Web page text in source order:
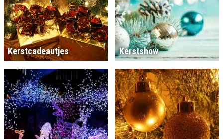
Kerstcadeautjes Kerstshow